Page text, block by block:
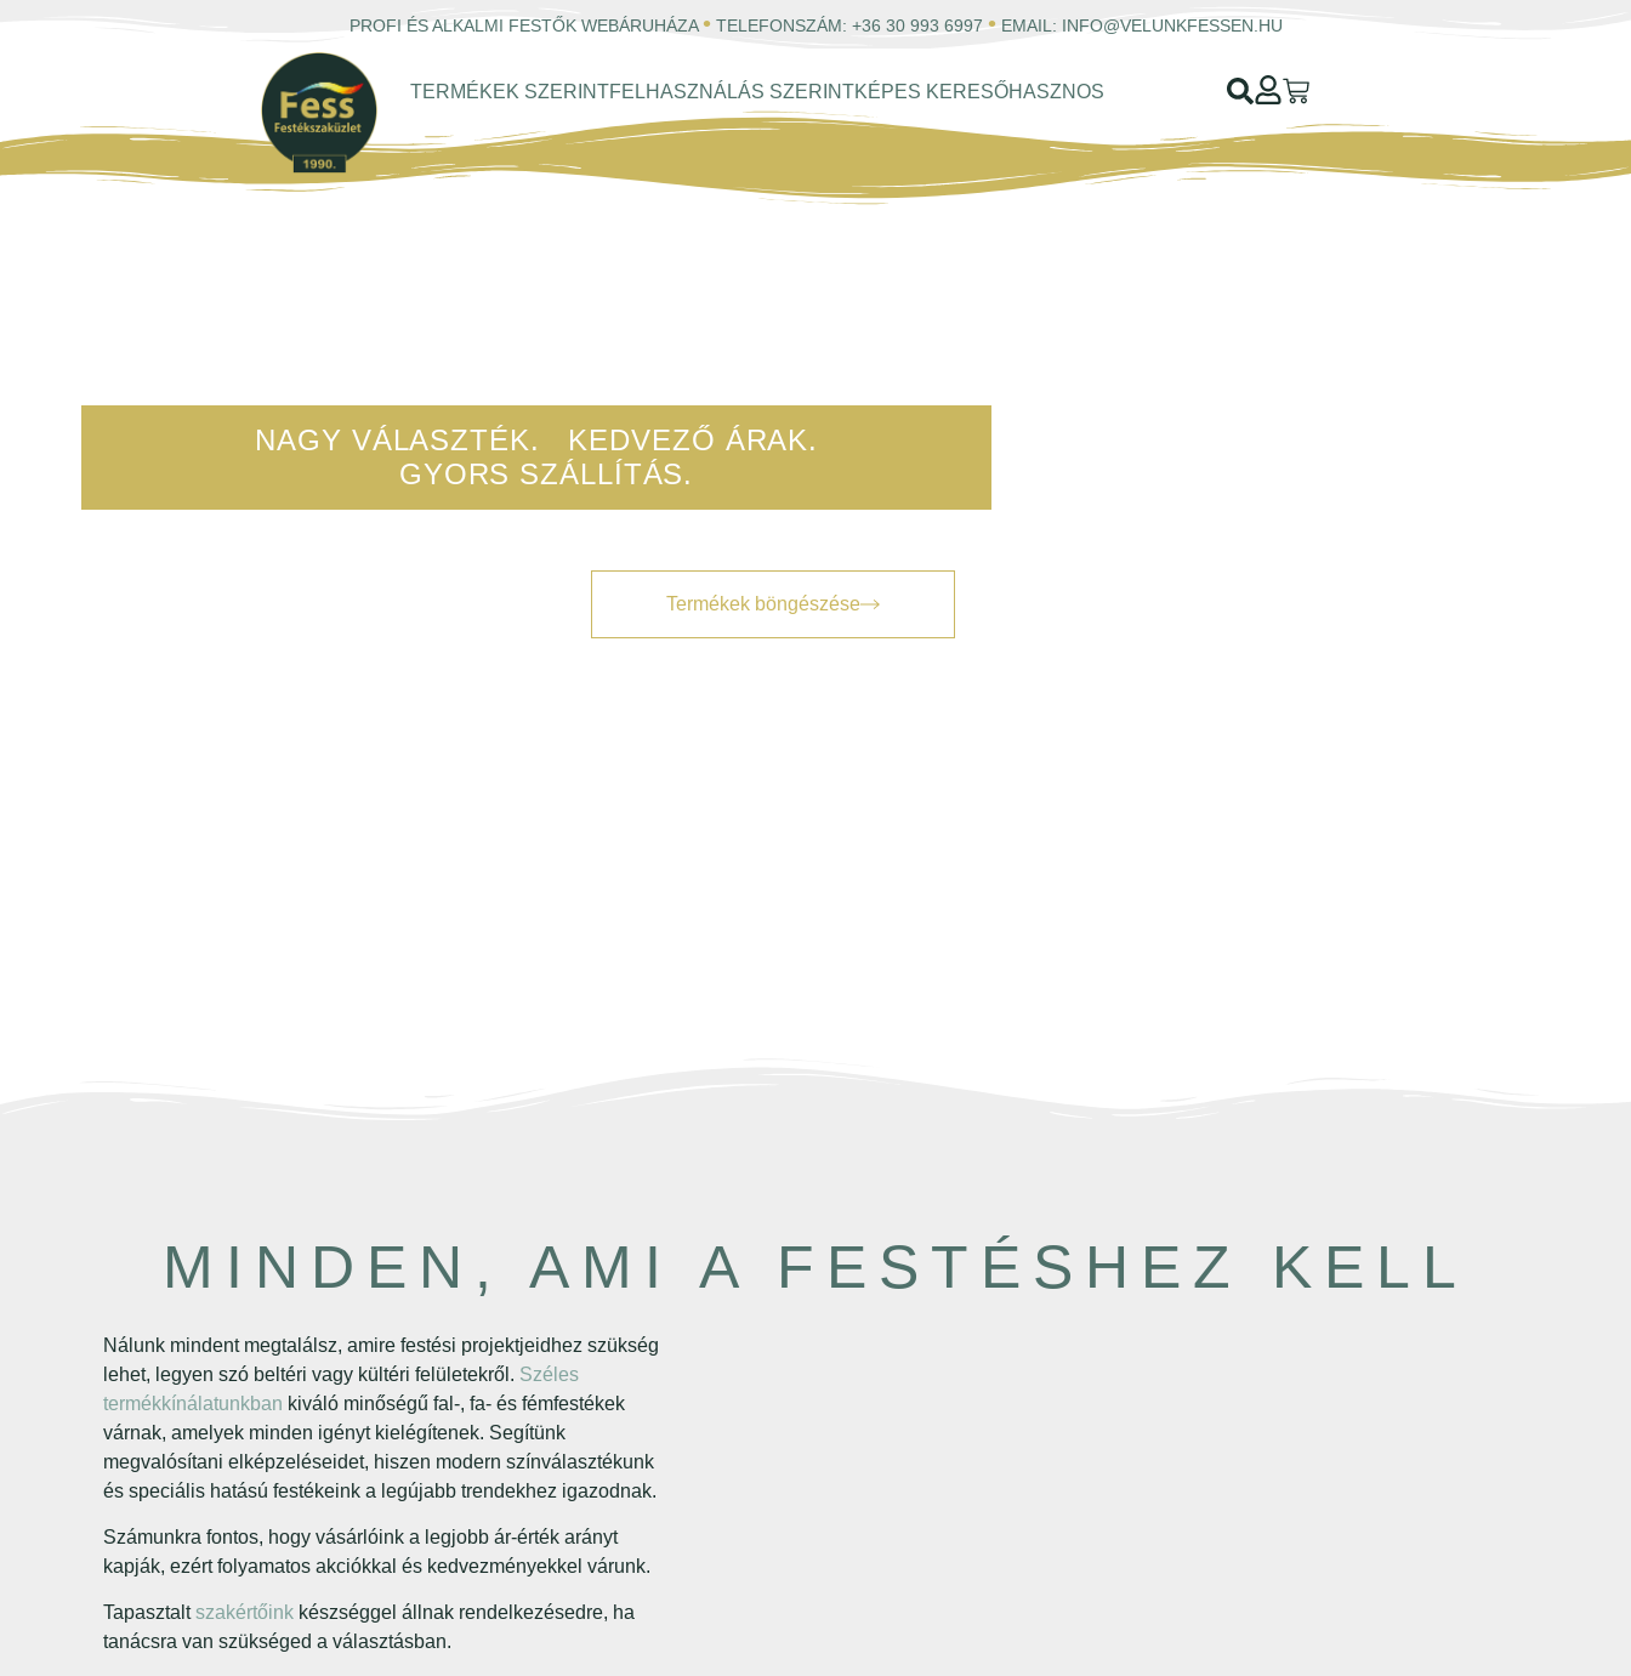
PROFI ÉS ALKALMI FESTŐK WEBÁRUHÁZA •TELEFONSZÁM: +36 30 993 6997 •EMAIL: INFO@VELUNKFESSEN.HU
TERMÉKEK SZERINTFELHASZNÁLÁS SZERINTKÉPES KERESŐHASZNOS
NAGY VÁLASZTÉK. KEDVEZŐ ÁRAK.
GYORS SZÁLLÍTÁS.
Termékek böngészése
MINDEN, AMI A FESTÉSHEZ KELL
Nálunk mindent megtalálsz, amire festési projektjeidhez szükség
lehet, legyen szó beltéri vagy kültéri felületekről. Széles
termékkínálatunkban kiváló minőségű fal-, fa- és fémfestékek
várnak, amelyek minden igényt kielégítenek. Segítünk
megvalósítani elképzeléseidet, hiszen modern színválasztékunk
és speciális hatású festékeink a legújabb trendekhez igazodnak.
Számunkra fontos, hogy vásárlóink a legjobb ár-érték arányt
kapják, ezért folyamatos akciókkal és kedvezményekkel várunk.
Tapasztaltszakértőinkkészséggel állnak rendelkezésedre, ha
tanácsra van szükséged a választásban.